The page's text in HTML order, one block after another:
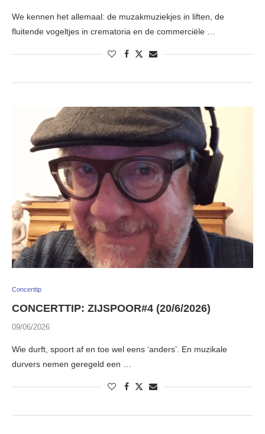
We kennen het allemaal: de muzakmuziekjes in liften, de
fluitende vogeltjes in crematoria en de commerciële …
Concerttip
CONCERTTIP: ZIJSPOOR#4 (20/6/2026)
09/06/2026
Wie durft, spoort af en toe wel eens ‘anders’. En muzikale
durvers nemen geregeld een …